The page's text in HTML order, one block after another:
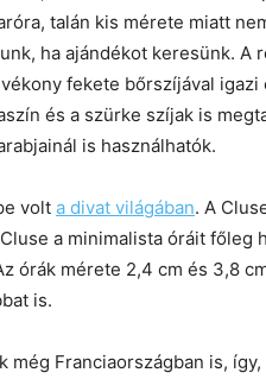
talán kis mérete miatt
ha ajándékot keresünk. A
fekete bőrszíjával
és a szürke szíjak is
is használhatók.
volt a divat világában. A
a minimalista óráit főleg
órák mérete 2,4 cm és 3,8
is.
Franciaországban is,